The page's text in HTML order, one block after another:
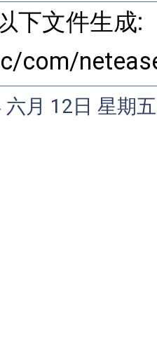
下文件生成:
com/
月 12日 星期